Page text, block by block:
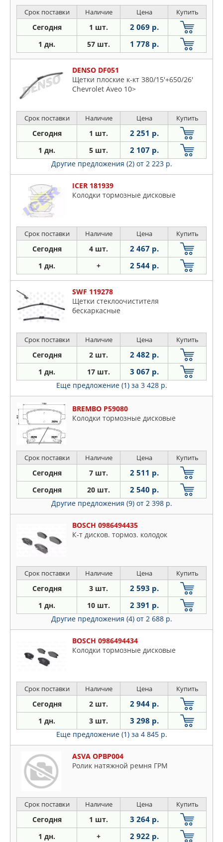
Срок поставки Наличие Цена Купить
Сегодня 1 шт. 2 069 р.
1 дн. 57 шт. 1 778 р.
DENSO DF051
Щетки плоские к-кт 380/15'+650/26'
Chevrolet Aveo 10>
Срок поставки Наличие Цена Купить
Сегодня 1 шт. 2 251 р.
1 дн. 5 шт. 2 107 р.
Другие предложения (2) от 2 223 р.
ICER 181939
Колодки тормозные дисковые
Срок поставки Наличие Цена Купить
Сегодня 4 шт. 2 467 р.
1 дн. + 2 544 р.
SWF 119278
Щетки стеклоочистителя
бескаркасные
Срок поставки Наличие Цена Купить
Сегодня 2 шт. 2 482 р.
1 дн. 17 шт. 3 067 р.
Еще предложение (1) за 3 428 р.
BREMBO P59080
Колодки тормозные дисковые
Срок поставки Наличие Цена Купить
Сегодня 7 шт. 2 511 р.
Сегодня 20 шт. 2 540 р.
Другие предложения (9) от 2 398 р.
BOSCH 0986494435
К-т дисков. тормоз. колодок
Срок поставки Наличие Цена Купить
Сегодня 3 шт. 2 593 р.
1 дн. 10 шт. 2 391 р.
Другие предложения (4) от 2 688 р.
BOSCH 0986494434
Колодки тормозные дисковые
Срок поставки Наличие Цена Купить
Сегодня 2 шт. 2 944 р.
1 дн. 3 шт. 3 298 р.
Еще предложение (1) за 4 845 р.
ASVA OPBP004
Ролик натяжной ремня ГРМ
Срок поставки Наличие Цена Купить
Сегодня 1 шт. 3 264 р.
1 дн. + 2 922 р.